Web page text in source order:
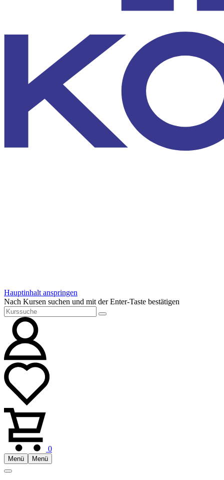
Hauptinhalt anspringen
Nach Kursen suchen und mit der Enter-Taste bestätigen
0
Menü Menü